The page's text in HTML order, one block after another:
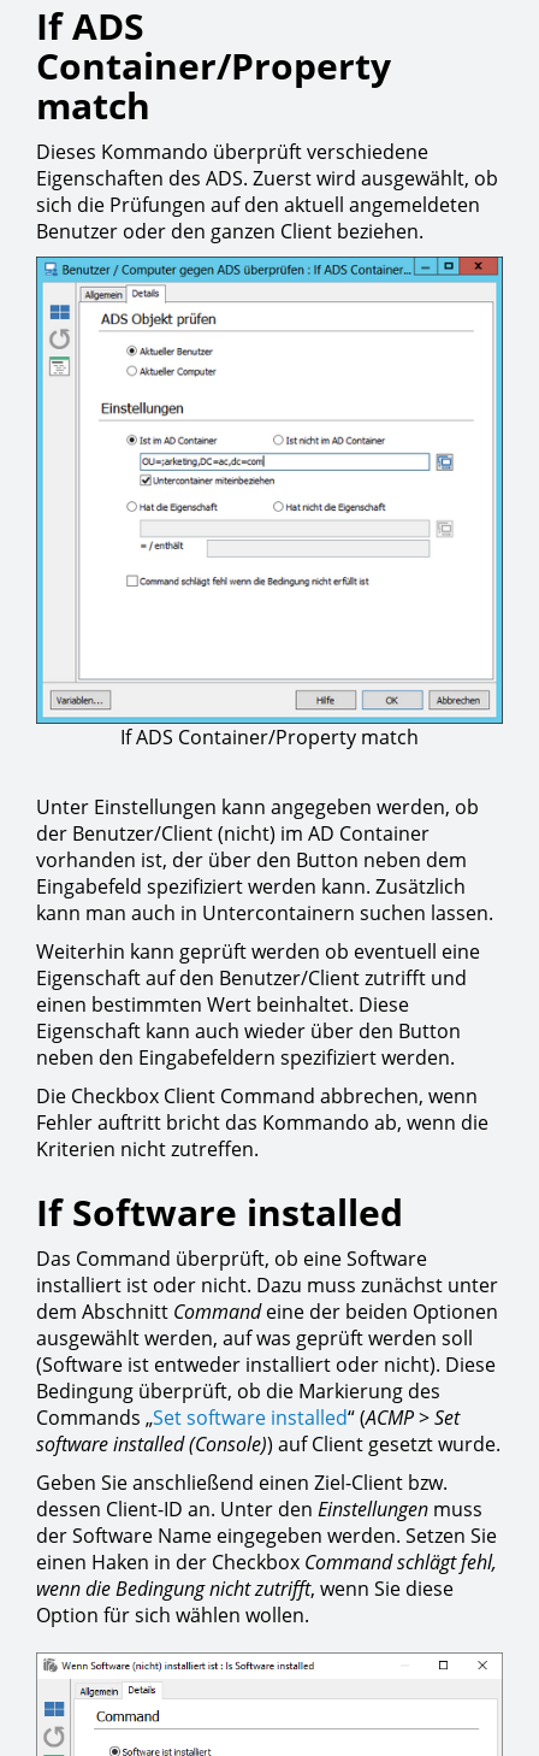
If ADS
Container/Property
match
Dieses Kommando überprüft verschiedene
Eigenschaften des ADS. Zuerst wird ausgewählt, ob
sich die Prüfungen auf den aktuell angemeldeten
Benutzer oder den ganzen Client beziehen.
If ADS Container/Property match
Unter Einstellungen kann angegeben werden, ob
der Benutzer/Client (nicht) im AD Container
vorhanden ist, der über den Button neben dem
Eingabefeld spezifiziert werden kann. Zusätzlich
kann man auch in Untercontainern suchen lassen.
Weiterhin kann geprüft werden ob eventuell eine
Eigenschaft auf den Benutzer/Client zutrifft und
einen bestimmten Wert beinhaltet. Diese
Eigenschaft kann auch wieder über den Button
neben den Eingabefeldern spezifiziert werden.
Die Checkbox Client Command abbrechen, wenn
Fehler auftritt bricht das Kommando ab, wenn die
Kriterien nicht zutreffen.
If Software installed
Das Command überprüft, ob eine Software
installiert ist oder nicht. Dazu muss zunächst unter
dem Abschnitt Commandeine der beiden Optionen
ausgewählt werden, auf was geprüft werden soll
(Software ist entweder installiert oder nicht). Diese
Bedingung überprüft, ob die Markierung des
Commands „Set software installed“ (ACMP>Set
software installed (Console)) auf Client gesetzt wurde.
Geben Sie anschließend einen Ziel-Client bzw.
dessen Client-ID an. Unter den Einstellungen muss
der Software Name eingegeben werden. Setzen Sie
einen Haken in der Checkbox Command schlägt fehl,
wenn die Bedingung nicht zutrifft, wenn Sie diese
Option für sich wählen wollen.